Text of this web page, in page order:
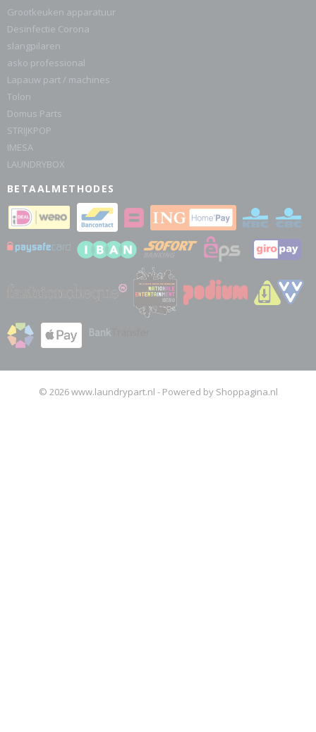
Grootkeuken apparatuur
Desinfectie Corona
slangpilaren
asko professional
Lapauw part / machines
Tolon
Domus Parts
STRIJKPOP
IMESA
LAUNDRYBOX
BETAALMETHODES
© 2026 www.laundrypart.nl - Powered by Shoppagina.nl